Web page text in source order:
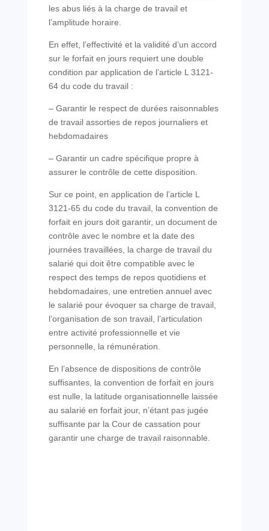
les abus liés à la charge de travail et
l’amplitude horaire.
En effet, l’effectivité et la validité d’un accord
sur le forfait en jours requiert une double
condition par application de l’article L 3121-
64 du code du travail :
– Garantir le respect de durées raisonnables
de travail assorties de repos journaliers et
hebdomadaires
– Garantir un cadre spécifique propre à
assurer le contrôle de cette disposition.
Sur ce point, en application de l’article L
3121-65 du code du travail, la convention de
forfait en jours doit garantir, un document de
contrôle avec le nombre et la date des
journées travaillées, la charge de travail du
salarié qui doit être compatible avec le
respect des temps de repos quotidiens et
hebdomadaires, une entretien annuel avec
le salarié pour évoquer sa charge de travail,
l’organisation de son travail, l’articulation
entre activité professionnelle et vie
personnelle, la rémunération.
En l’absence de dispositions de contrôle
suffisantes, la convention de forfait en jours
est nulle, la latitude organisationnelle laissée
au salarié en forfait jour, n’étant pas jugée
suffisante par la Cour de cassation pour
garantir une charge de travail raisonnable.